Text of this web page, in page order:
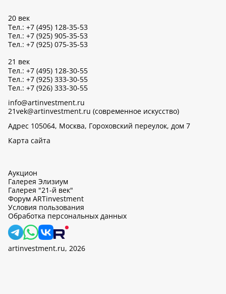
20 век
Тел.: +7 (495) 128-35-53
Тел.: +7 (925) 905-35-53
Тел.: +7 (925) 075-35-53
21 век
Тел.: +7 (495) 128-30-55
Тел.: +7 (925) 333-30-55
Тел.: +7 (926) 333-30-55
info@artinvestment.ru
21vek@artinvestment.ru (современное искусство)
Адрес 105064, Москва, Гороховский переулок, дом 7
Карта сайта
Аукцион
Галерея Элизиум
Галерея "21-й век"
Форум ARTinvestment
Условия пользования
Обработка персональных данных
artinvestment.ru, 2026